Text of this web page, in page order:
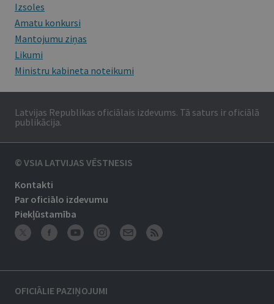
Izsoles
Amatu konkursi
Mantojumu ziņas
Likumi
Ministru kabineta noteikumi
Latvijas Republikas oficiālais izdevums. Tā saturs ir oficiālā
publikācija.
© VSIA LATVIJAS VĒSTNESIS
Kontakti
Par oficiālo izdevumu
Piekļūstamība
OFICIĀLIE PAZIŅOJUMI